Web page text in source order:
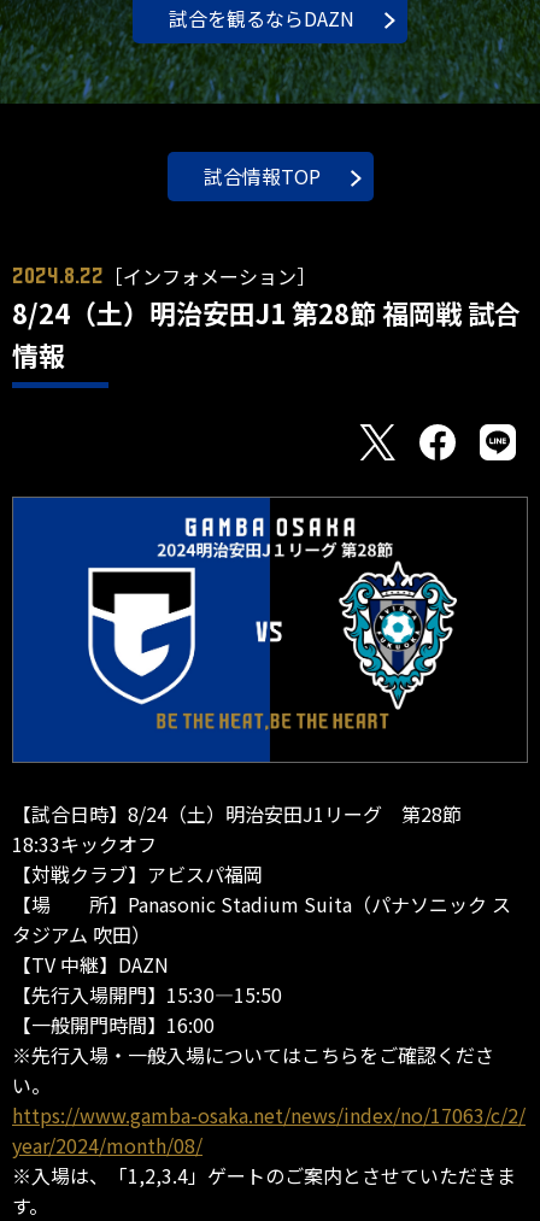
試合を観るならDAZN
試合情報TOP
2024.8.22 ［インフォメーション］
8/24（土）明治安田J1 第28節 福岡戦 試合
情報
【試合日時】8/24（土）明治安田J1リーグ 第28節
18:33キックオフ
【対戦クラブ】アビスパ福岡
【場 所】Panasonic Stadium Suita（パナソニック ス
タジアム 吹田）
【TV 中継】DAZN
【先行入場開門】15:30—15:50
【一般開門時間】16:00
※先行入場・一般入場についてはこちらをご確認くださ
い。
https://www.gamba-osaka.net/news/index/no/17063/c/2/
year/2024/month/08/
※入場は、「1,2,3.4」ゲートのご案内とさせていただきま
す。